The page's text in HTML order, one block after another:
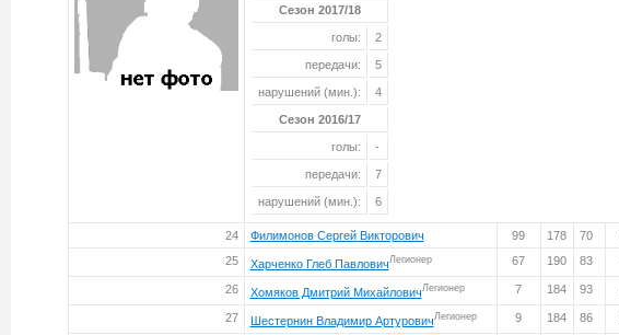
Сезон 2017/18
голы: 2
передачи: 5
нарушений (мин.): 4
Сезон 2016/17
голы: -
передачи: 7
нарушений (мин.): 6
24 Филимонов Сергей Викторович 99 178 70
25
Харченко Глеб ПавловичЛегионер 67 190 83
26 Хомяков Дмитрий МихайловичЛегионер 7 184 93
27 Шестернин Владимир АртуровичЛегионер 9 184 86